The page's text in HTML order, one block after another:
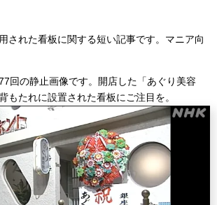
された看板に関する短い記事です。マニア向
回の静止画像です。開店した「あぐり美容
もたれに設置された看板にご注目を。